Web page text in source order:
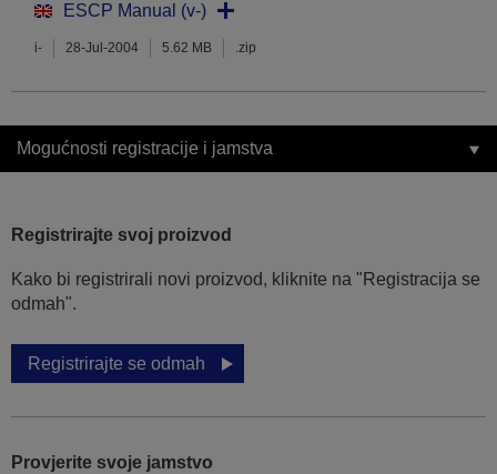
ESCP Manual (v-)
i- 28-Jul-2004 5.62 MB .zip
Mogućnosti registracije i jamstva
Registrirajte svoj proizvod
Kako bi registrirali novi proizvod, kliknite na "Registracija se
odmah".
Registrirajte se odmah
Provjerite svoje jamstvo